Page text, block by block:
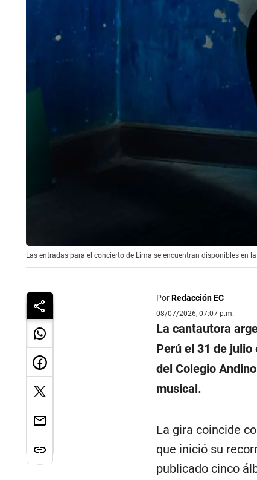
Las entradas para el concierto de Lima se encuentran disponibles en
PorRedacción EC
08/07/2026, 07:07 p.m.
La cantautora
Perú el 31 de
del Colegio
musical.
La gira coincide
que inició su
publicado cinco